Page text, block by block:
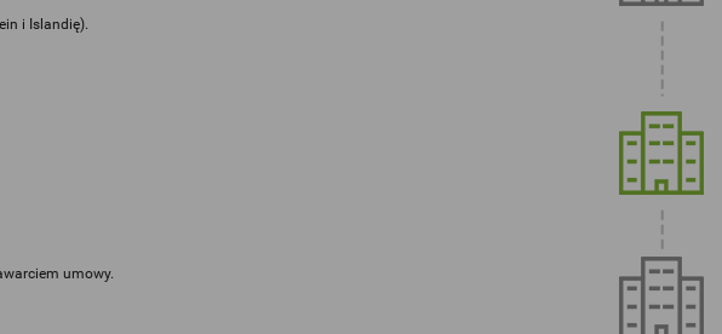
i Islandię).
umowy.